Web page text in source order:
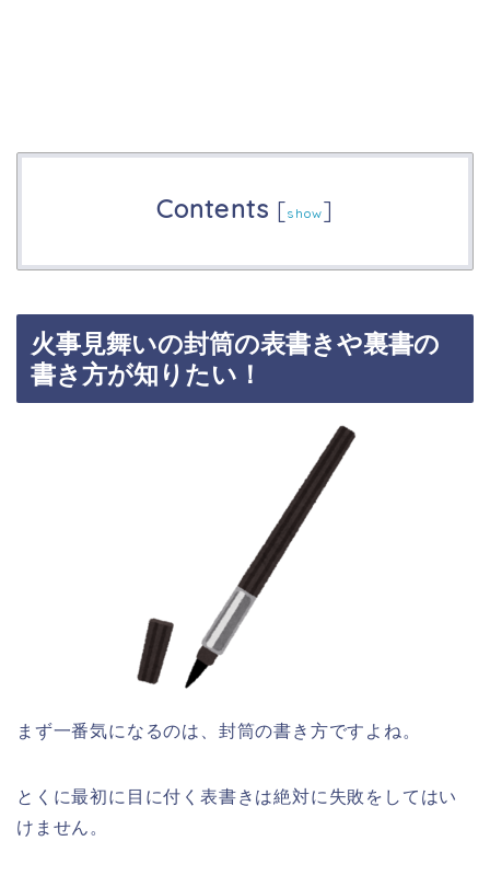
Contents [show]
火事見舞いの封筒の表書きや裏書の
書き方が知りたい！
まず一番気になるのは、封筒の書き方ですよね。
とくに最初に目に付く表書きは絶対に失敗をしてはい
けません。